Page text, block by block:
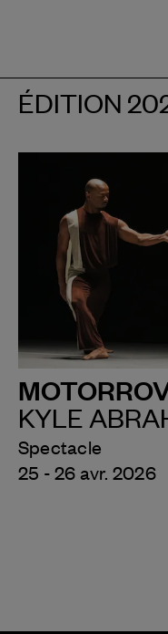
ÉDITION
KYLE
Spectacle
25 - 26 avr. 2026